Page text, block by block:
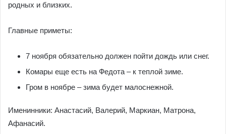
родных и близких.
Главные приметы:
7 ноября обязательно должен пойти дождь или снег.
Комары еще есть на Федота – к теплой зиме.
Гром в ноябре – зима будет малоснежной.
Именинники: Анастасий, Валерий, Маркиан, Матрона,
Афанасий.